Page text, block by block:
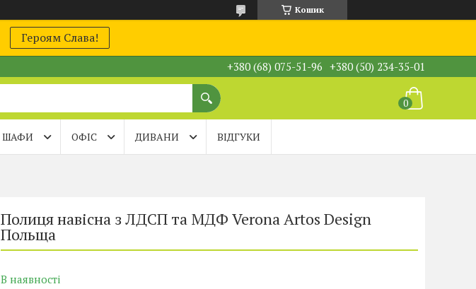
Кошик
Героям Слава!
+380 (68) 075-51-96 +380 (50) 234-35-01
ШАФИ ОФІС ДИВАНИ ВІДГУКИ
Полиця навісна з ЛДСП та МДФ Verona Artos Design
Польща
В наявності